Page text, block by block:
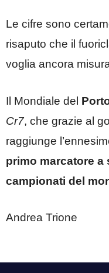
Le cifre sono
risaputo che il
voglia ancora
Il Mondiale del
Cr7, che grazie al
raggiunge
primo marcatore a
campionati del
Andrea Trione